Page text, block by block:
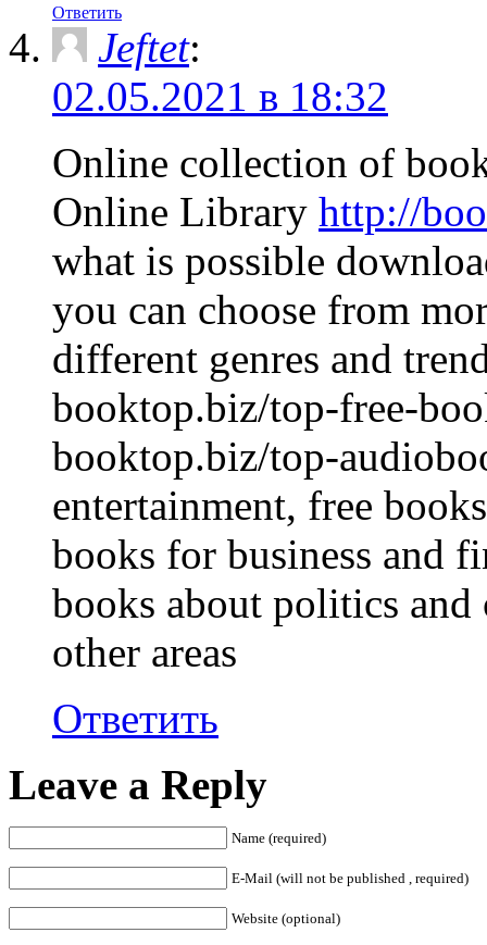
Ответить
Jeftet:
02.05.2021 в 18:32
Online collection of
Online Library http://
what is possible
you can choose from
different genres and
booktop.biz/top-free-
booktop.biz/top-
entertainment, free
books for business and
books about politics and
other areas
Ответить
Leave a Reply
Name (required)
E-Mail (will not be published , required)
Website (optional)